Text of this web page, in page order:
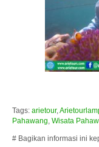
Tags: arietour,
Pahawang, Wisata
# Bagikan informasi ini